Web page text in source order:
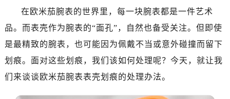
南昌市红谷滩新区红谷中大道998号绿地双子塔（中央广场）A1座办公楼14层07室（需提前预约）
济南市历下区经十路11111号华润中心写字楼（万象城）15层1508室（需提前预约）
广州市天河区天河路230号万菱汇国际中心写字楼A塔7层704室（需提前预约）
广州市越秀区环市东路371-375号世界贸易中心大厦南塔写字楼15层07室（需提前预约）
在欧米茄腕表的世界里，每一块腕表都是一件艺术
品。而表壳作为腕表的“面孔”，自然也备受关注。但即使
是最精致的腕表，也可能因为佩戴不当或意外碰撞而留下
划痕。面对这些划痕，我们该如何处理呢？今天，就让我
们来谈谈欧米茄腕表表壳划痕的处理办法。